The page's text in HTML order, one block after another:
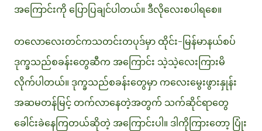
အကြောင်းကို ပြောပြချင်ပါတယ်။ ဒီလိုလေးစပါရစေ။
တလောလေးတင်ကသတင်းတပုဒ်မှာ ထိုင်း-မြန်မာနယ်စပ်
ဒုက္ခသည်စခန်းတွေဆီက အကြောင်း သဲ့သဲ့လေးကြားမိ
လိုက်ပါတယ်။ ဒုက္ခသည်စခန်းတွေမှာ ကလေးမွေးဖွားနှုန်း
အဆမတန်မြင့် တက်လာနေတဲ့အတွက် သက်ဆိုင်ရာတွေ
ခေါင်းခဲနေကြတယ်ဆိုတဲ့ အကြောင်းပါ။ ဒါကိုကြားတော့ ပြုံး